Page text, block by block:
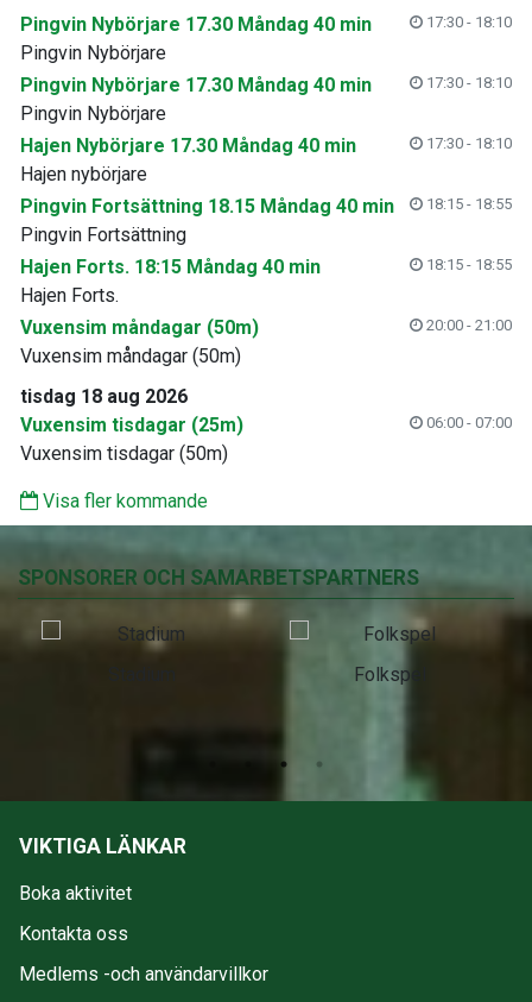
Pingvin Nybörjare 17.30 Måndag 40 min
17:30 - 18:10
Pingvin Nybörjare
Pingvin Nybörjare 17.30 Måndag 40 min
17:30 - 18:10
Pingvin Nybörjare
Hajen Nybörjare 17.30 Måndag 40 min
17:30 - 18:10
Hajen nybörjare
Pingvin Fortsättning 18.15 Måndag 40 min
18:15 - 18:55
Pingvin Fortsättning
Hajen Forts. 18:15 Måndag 40 min
18:15 - 18:55
Hajen Forts.
Vuxensim måndagar (50m)
20:00 - 21:00
Vuxensim måndagar (50m)
tisdag 18 aug 2026
Vuxensim tisdagar (25m)
06:00 - 07:00
Vuxensim tisdagar (50m)
Visa fler kommande
SPONSORER OCH SAMARBETSPARTNERS
Folkspel
VIKTIGA LÄNKAR
Boka aktivitet
Kontakta oss
Medlems -och användarvillkor